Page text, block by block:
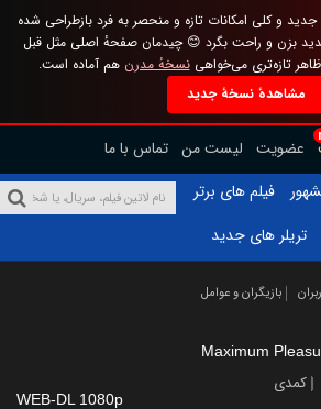
و کلی امکانات تازه و منحصر به فرد بازطراحی شده
بزن و راحت بگرد 😊 چیدمان صفحهٔ اصلی مثل قبل
ظاهر تازه‌تری می‌خواهینسخهٔ مدرن هم آماده است.
مشاهدهٔ نسخهٔ جدید
عضویت لیست من تماس با ما
فیلم های برتر
تریلر های جدید
بازیگران و عوامل
کمدی
WEB-DL 1080p